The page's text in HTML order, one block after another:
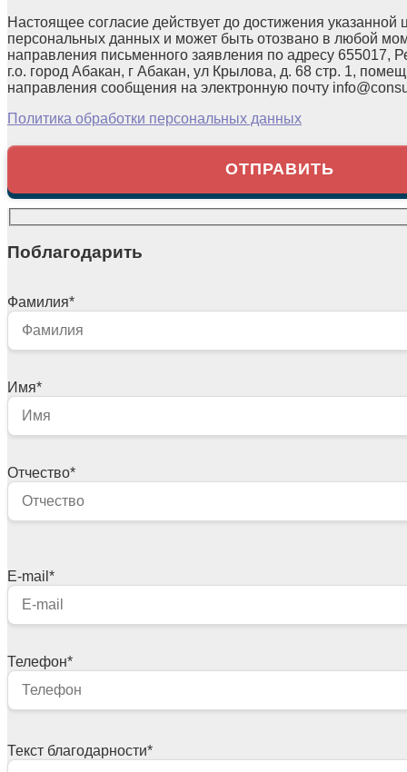
Настоящее согласие действует до достижения указанной
персональных данных и может быть отозвано в любой
направления письменного заявления по адресу 655017,
г.о. город Абакан, г Абакан, ул Крылова, д. 68 стр. 1,
направления сообщения на электронную почту
Политика обработки персональных данных
Поблагодарить
Фамилия*
Имя*
Отчество*
E-mail *
Телефон*
Текст благодарности*